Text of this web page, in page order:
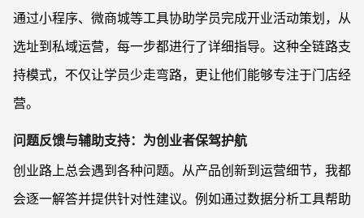
通过小程序、微商城等工具协助学员完成开业活动策划，从
选址到私域运营，每一步都进行了详细指导。这种全链路支
持模式，不仅让学员少走弯路，更让他们能够专注于门店经
营。
问题反馈与辅助支持：为创业者保驾护航
创业路上总会遇到各种问题。从产品创新到运营细节，我都
会逐一解答并提供针对性建议。例如通过数据分析工具帮助